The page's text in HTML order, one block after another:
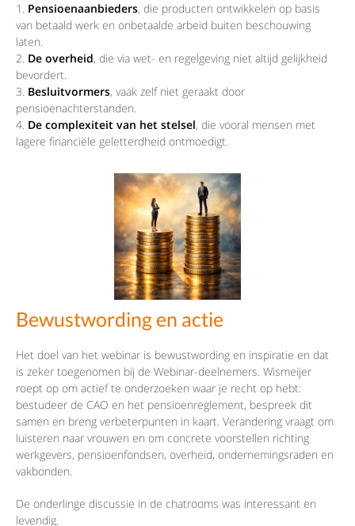
Pensioenaanbieders, die producten ontwikkelen op basis
van betaald werk en onbetaalde arbeid buiten beschouwing
laten.
De overheid, die via wet- en regelgeving niet altijd gelijkheid
bevordert.
Besluitvormers, vaak zelf niet geraakt door
pensioenachterstanden.
De complexiteit van het stelsel, die vooral mensen met
lagere financiële geletterdheid ontmoedigt.
Bewustwording en actie
Het doel van het webinar is bewustwording en inspiratie en dat
is zeker toegenomen bij de Webinar-deelnemers. Wismeijer
roept op om actief te onderzoeken waar je recht op hebt:
bestudeer de CAO en het pensioenreglement, bespreek dit
samen en breng verbeterpunten in kaart. Verandering vraagt om
luisteren naar vrouwen en om concrete voorstellen richting
werkgevers, pensioenfondsen, overheid, ondernemingsraden en
vakbonden.
De onderlinge discussie in de chatrooms was interessant en
levendig.